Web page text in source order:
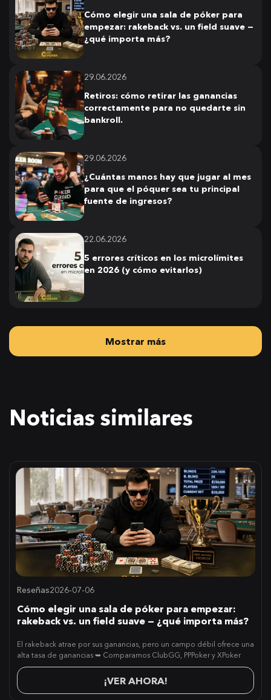
Cómo elegir una sala de póker para
empezar: rakeback vs. un field suave —
¿qué importa más?
29.06.2026
Retiros: cómo retirar las ganancias
correctamente para no quedarte sin
bankroll.
29.06.2026
¿Cuántas manos hay que jugar al mes
para que el póquer sea tu principal
fuente de ingresos?
22.06.2026
5 errores críticos en los microlímites
en 2026 (y cómo evitarlos)
Mostrar más
Noticias similares
Reseñas2026-07-06
Cómo elegir una sala de póker para empezar:
rakeback vs. un field suave — ¿qué importa más?
El rakeback atrae por sus ganancias, pero un campo débil ofrece una
alta tasa de ganancias ➥ Comparamos ClubGG, PPPoker y XPoker
¡VER AHORA!